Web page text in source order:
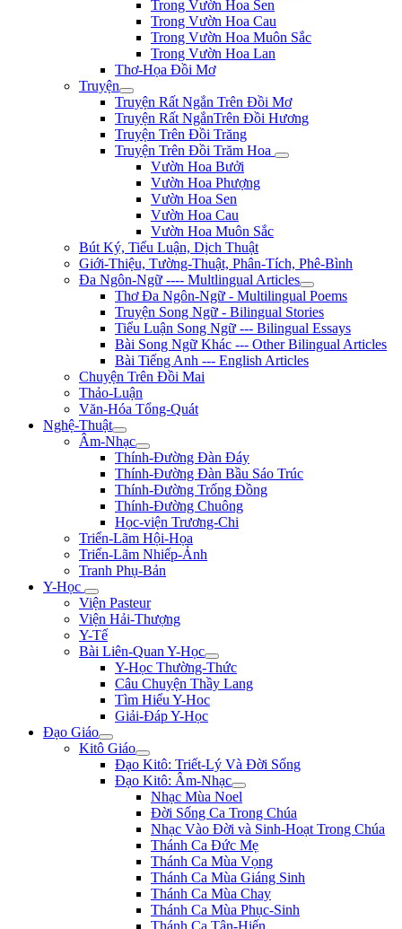
Trong Vườn Hoa Sen
Trong Vườn Hoa Cau
Trong Vườn Hoa Muôn Sắc
Trong Vườn Hoa Lan
Thơ-Họa Đồi Mơ
Truyện
Truyện Rất Ngắn Trên Đồi Mơ
Truyện Rất NgắnTrên Đồi Hương
Truyện Trên Đồi Trăng
Truyện Trên Đồi Trăm Hoa
Vườn Hoa Bưởi
Vườn Hoa Phượng
Vườn Hoa Sen
Vườn Hoa Cau
Vườn Hoa Muôn Sắc
Bút Ký, Tiểu Luận, Dịch Thuật
Giới-Thiệu, Tường-Thuật, Phân-Tích, Phê-Bình
Đa Ngôn-Ngữ ---- Multlingual Articles
Thơ Đa Ngôn-Ngữ - Multilingual Poems
Truyện Song Ngữ - Bilingual Stories
Tiểu Luận Song Ngữ --- Bilingual Essays
Bài Song Ngữ Khác --- Other Bilingual Articles
Bài Tiếng Anh --- English Articles
Chuyện Trên Đồi Mai
Thảo-Luận
Văn-Hóa Tổng-Quát
Nghệ-Thuật
Âm-Nhạc
Thính-Đường Đàn Đáy
Thính-Đường Đàn Bầu Sáo Trúc
Thính-Đường Trống Đồng
Thính-Đường Chuông
Học-viện Trương-Chi
Triển-Lãm Hội-Họa
Triển-Lãm Nhiếp-Ảnh
Tranh Phụ-Bản
Y-Học
Viện Pasteur
Viện Hải-Thượng
Y-Tế
Bài Liên-Quan Y-Học
Y-Học Thường-Thức
Câu Chuyện Thầy Lang
Tìm Hiểu Y-Hoc
Giải-Đáp Y-Học
Đạo Giáo
Kitô Giáo
Đạo Kitô: Triết-Lý Và Đời Sống
Đạo Kitô: Âm-Nhạc
Nhạc Mùa Noel
Đời Sống Ca Trong Chúa
Nhạc Vào Đời và Sinh-Hoạt Trong Chúa
Thánh Ca Đức Mẹ
Thánh Ca Mùa Vọng
Thánh Ca Mùa Giáng Sinh
Thánh Ca Mùa Chay
Thánh Ca Mùa Phục-Sinh
Thánh Ca Tận-Hiến